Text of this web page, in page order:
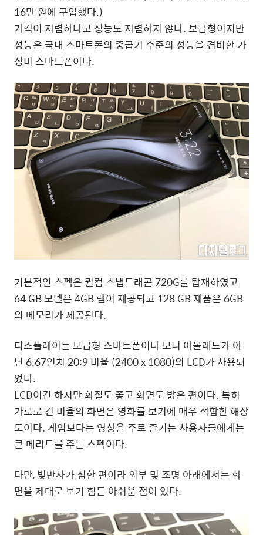
16만 원에 구입했다.)
가격이 저렴하다고 성능도 저렴하지 않다. 보급형이지만
성능은 국내 스마트폰의 중급기 수준의 성능을 겸비한 가
성비 스마트폰이다.
기본적인 스펙은 퀄컴 스냅드래곤 720G를 탑재하였고
64 GB 모델은 4GB 램이 제공되고 128 GB 제품은 6GB
의 메모리가 제공된다.
디스플레이는 보급형 스마트폰이다 보니 아몰레드가 아
닌 6.67인치 20:9 비율 (2400 x 1080)의 LCD가 사용되
었다.
LCD이긴 하지만 화질도 좋고 화면도 밝은 편이다. 특히
가로로 긴 비율의 화면은 영화를 보기에 매우 적합한 해상
도이다. 게임보다는 영상을 주로 즐기는 사용자들에게는
큰 메리트를 주는 스펙이다.
다만, 빛반사가 심한 편이라 외부 및 조명 아래에서는 화
면을 제대로 보기 힘든 아쉬운 점이 있다.